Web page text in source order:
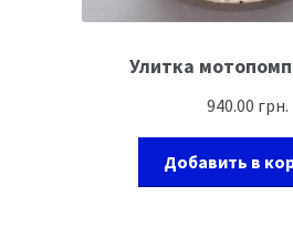
Улитка
940.00 грн.
Добавить в